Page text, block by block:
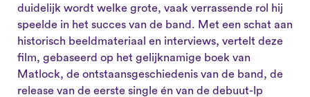
duidelijk wordt welke grote, vaak verrassende rol hij
speelde in het succes van de band. Met een schat aan
historisch beeldmateriaal en interviews, vertelt deze
film, gebaseerd op het gelijknamige boek van
Matlock, de ontstaansgeschiedenis van de band, de
release van de eerste single én van de debuut-lp